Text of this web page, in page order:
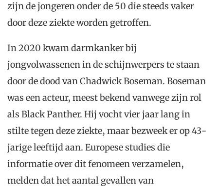
zijn de jongeren onder de 50 die steeds vaker
door deze ziekte worden getroffen.
In 2020 kwam darmkanker bij
jongvolwassenen in de schijnwerpers te staan
door de dood van Chadwick Boseman. Boseman
was een acteur, meest bekend vanwege zijn rol
als Black Panther. Hij vocht vier jaar lang in
stilte tegen deze ziekte, maar bezweek er op 43-
jarige leeftijd aan. Europese studies die
informatie over dit fenomeen verzamelen,
melden dat het aantal gevallen van